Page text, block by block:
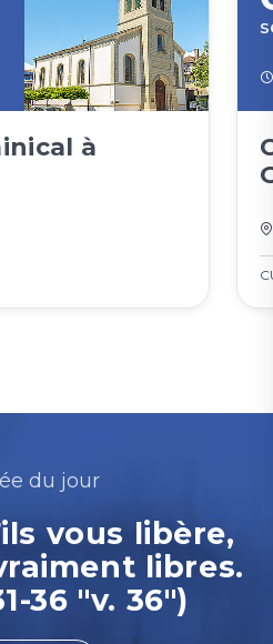
à
du jour
vous libère,
libres.
36 "v. 36")